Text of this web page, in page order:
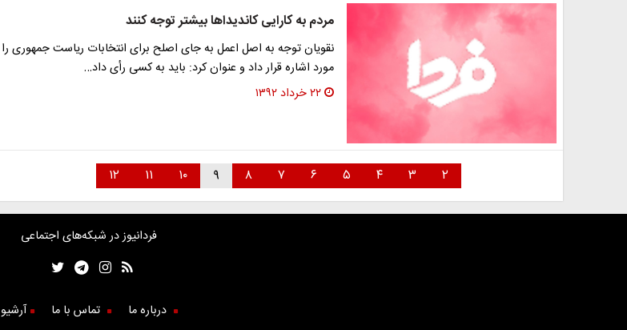
مردم به کارایی کاندیداها بیشتر توجه کنند
نقویان توجه به اصل اعمل به جای اصلح برای انتخابات ریاست جمهوری را
مورد اشاره قرار داد و عنوان کرد: باید به کسی رأی داد…
۲۲ خرداد ۱۳۹۲
۲ ۳ ۴ ۵ ۶ ۷ ۸ ۹ ۱۰ ۱۱ ۱۲
فردانیوز در شبکه‌های اجتماعی
درباره ما تماس با ما آرشیو